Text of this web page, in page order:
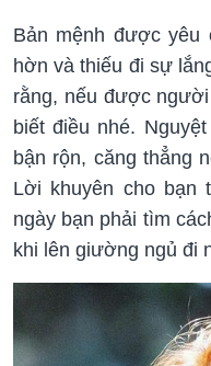
Bản mệnh được yêu
hờn và thiếu đi sự
rằng, nếu được
biết điều nhé.
bận rộn, căng thẳng
Lời khuyên cho bạn
ngày bạn phải tìm
khi lên giường ngủ đi